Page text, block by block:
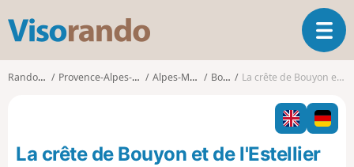
s
o
o
O
u
i
r
l
Randonnées Provence-Alpes-Côte d'Azur Alpes-Maritimes Bouyon La crête de Bouyon et de l'Estellier
La crête de Bouyon et de l'Estellier